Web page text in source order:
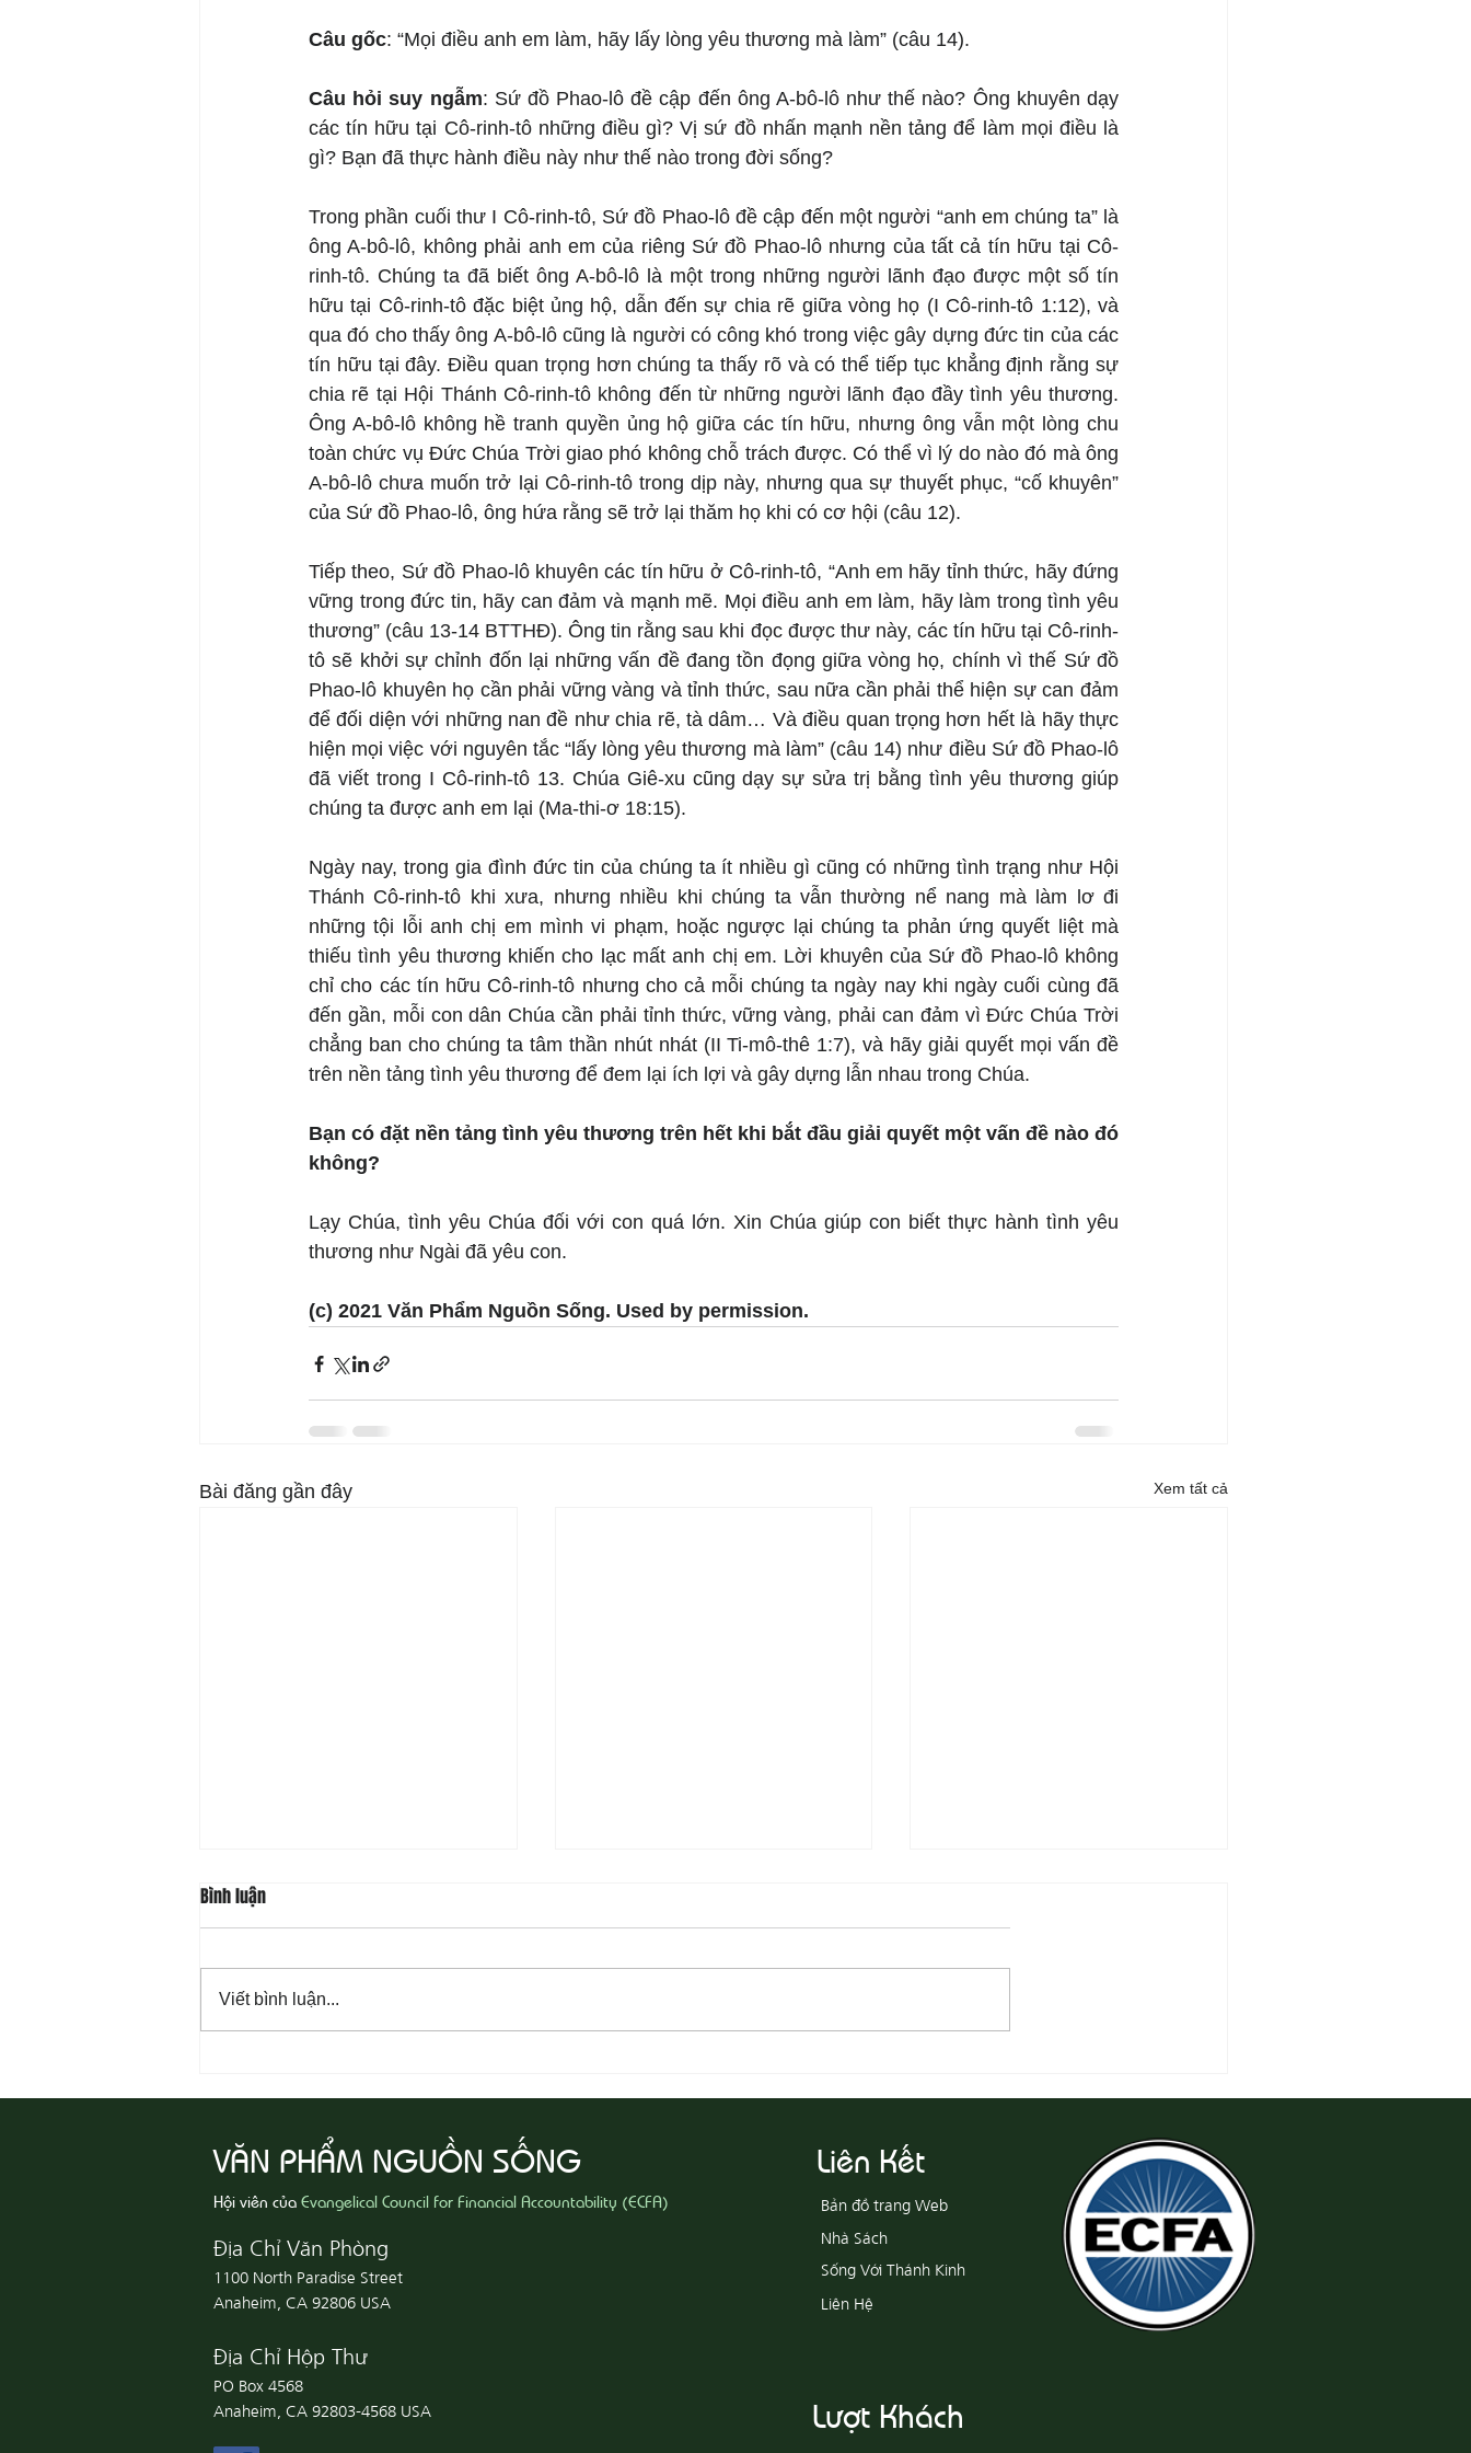
Câu gốc: “Mọi điều anh em làm, hãy lấy lòng yêu thương mà làm” (câu 14).
Câu hỏi suy ngẫm: Sứ đồ Phao-lô đề cập đến ông A-bô-lô như thế nào? Ông khuyên dạy
các tín hữu tại Cô-rinh-tô những điều gì? Vị sứ đồ nhấn mạnh nền tảng để làm mọi điều là
gì? Bạn đã thực hành điều này như thế nào trong đời sống?
Trong phần cuối thư I Cô-rinh-tô, Sứ đồ Phao-lô đề cập đến một người “anh em chúng ta” là
ông A-bô-lô, không phải anh em của riêng Sứ đồ Phao-lô nhưng của tất cả tín hữu tại Cô-
rinh-tô. Chúng ta đã biết ông A-bô-lô là một trong những người lãnh đạo được một số tín
hữu tại Cô-rinh-tô đặc biệt ủng hộ, dẫn đến sự chia rẽ giữa vòng họ (I Cô-rinh-tô 1:12), và
qua đó cho thấy ông A-bô-lô cũng là người có công khó trong việc gây dựng đức tin của các
tín hữu tại đây. Điều quan trọng hơn chúng ta thấy rõ và có thể tiếp tục khẳng định rằng sự
chia rẽ tại Hội Thánh Cô-rinh-tô không đến từ những người lãnh đạo đầy tình yêu thương.
Ông A-bô-lô không hề tranh quyền ủng hộ giữa các tín hữu, nhưng ông vẫn một lòng chu
toàn chức vụ Đức Chúa Trời giao phó không chỗ trách được. Có thể vì lý do nào đó mà ông
A-bô-lô chưa muốn trở lại Cô-rinh-tô trong dịp này, nhưng qua sự thuyết phục, “cố khuyên”
của Sứ đồ Phao-lô, ông hứa rằng sẽ trở lại thăm họ khi có cơ hội (câu 12).
Tiếp theo, Sứ đồ Phao-lô khuyên các tín hữu ở Cô-rinh-tô, “Anh em hãy tỉnh thức, hãy đứng
vững trong đức tin, hãy can đảm và mạnh mẽ. Mọi điều anh em làm, hãy làm trong tình yêu
thương” (câu 13-14 BTTHĐ). Ông tin rằng sau khi đọc được thư này, các tín hữu tại Cô-rinh-
tô sẽ khởi sự chỉnh đốn lại những vấn đề đang tồn đọng giữa vòng họ, chính vì thế Sứ đồ
Phao-lô khuyên họ cần phải vững vàng và tỉnh thức, sau nữa cần phải thể hiện sự can đảm
để đối diện với những nan đề như chia rẽ, tà dâm… Và điều quan trọng hơn hết là hãy thực
hiện mọi việc với nguyên tắc “lấy lòng yêu thương mà làm” (câu 14) như điều Sứ đồ Phao-lô
đã viết trong I Cô-rinh-tô 13. Chúa Giê-xu cũng dạy sự sửa trị bằng tình yêu thương giúp
chúng ta được anh em lại (Ma-thi-ơ 18:15).
Ngày nay, trong gia đình đức tin của chúng ta ít nhiều gì cũng có những tình trạng như Hội
Thánh Cô-rinh-tô khi xưa, nhưng nhiều khi chúng ta vẫn thường nể nang mà làm lơ đi
những tội lỗi anh chị em mình vi phạm, hoặc ngược lại chúng ta phản ứng quyết liệt mà
thiếu tình yêu thương khiến cho lạc mất anh chị em. Lời khuyên của Sứ đồ Phao-lô không
chỉ cho các tín hữu Cô-rinh-tô nhưng cho cả mỗi chúng ta ngày nay khi ngày cuối cùng đã
đến gần, mỗi con dân Chúa cần phải tỉnh thức, vững vàng, phải can đảm vì Đức Chúa Trời
chẳng ban cho chúng ta tâm thần nhút nhát (II Ti-mô-thê 1:7), và hãy giải quyết mọi vấn đề
trên nền tảng tình yêu thương để đem lại ích lợi và gây dựng lẫn nhau trong Chúa.
Bạn có đặt nền tảng tình yêu thương trên hết khi bắt đầu giải quyết một vấn đề nào đó
không?
Lạy Chúa, tình yêu Chúa đối với con quá lớn. Xin Chúa giúp con biết thực hành tình yêu
thương như Ngài đã yêu con.
(c) 2021 Văn Phẩm Nguồn Sống. Used by permission.
Bài đăng gần đây Xem tất cả
Ác
Bình luận
Viết bình luận...
VĂN PHẨM NGUỒN SỐNG
Hội viên củaEvangelical Council for Financial Accountability (ECFA)
Địa Chỉ Văn Phòng
1100 North Paradise Street
Anaheim, CA 92806 USA
Địa Chỉ Hộp Thư
PO Box 4568
Anaheim, CA 92803-4568 USA
Liên Kết
Bản đồ trang Web
Nhà Sách
Sống Với Thánh Kinh
Liên Hệ
Lượt Khách